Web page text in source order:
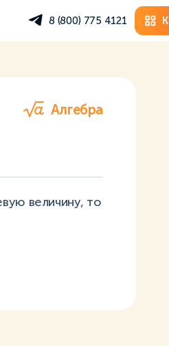
8 (800) 775 4121
Алгебра
величину, то